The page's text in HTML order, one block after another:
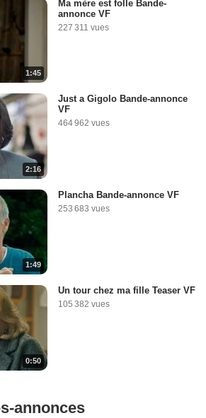
1:45
Ma mère est folle Bande-
annonce VF
227 311 vues
2:16
Just a Gigolo Bande-annonce
VF
464 962 vues
1:49
Plancha Bande-annonce VF
253 683 vues
0:50
Un tour chez ma fille Teaser VF
105 382 vues
annonces